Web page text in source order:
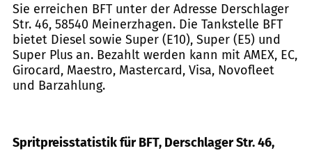
Sie erreichen BFT unter der Adresse Derschlager
Str. 46, 58540 Meinerzhagen. Die Tankstelle BFT
bietet Diesel sowie Super (E10), Super (E5) und
Super Plus an. Bezahlt werden kann mit AMEX, EC,
Girocard, Maestro, Mastercard, Visa, Novofleet
und Barzahlung.
Spritpreisstatistik für BFT, Derschlager Str. 46,